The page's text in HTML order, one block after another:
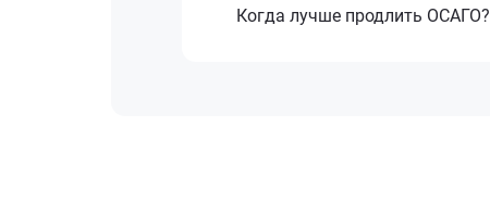
Когда лучше продлить ОСАГО?